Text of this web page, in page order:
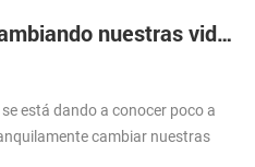
AI la tecnología está cambiando nuestras vidas
está dando a conocer poco a
cambiar nuestras